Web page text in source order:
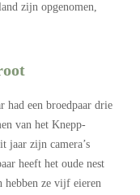
zijn opgenomen,
had een broedpaar drie
van het Knepp-
jaar zijn camera’s
heeft het oude nest
hebben ze vijf eieren